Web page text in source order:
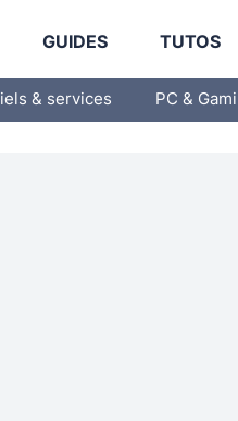
GUIDES TUTOS
& services PC &